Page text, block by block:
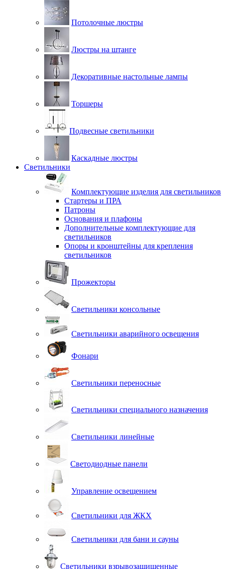
Потолочные люстры
Люстры на штанге
Декоративные настольные лампы
Торшеры
Подвесные светильники
Каскадные люстры
Светильники
Комплектующие изделия для светильников
Стартеры и ПРА
Патроны
Основания и плафоны
Дополнительные комплектующие для
светильников
Опоры и кронштейны для крепления
светильников
Прожекторы
Светильники консольные
Светильники аварийного освещения
Фонари
Светильники переносные
Светильники специального назначения
Светильники линейные
Светодиодные панели
Управление освещением
Светильники для ЖКХ
Светильники для бани и сауны
Светильники взрывозащищенные